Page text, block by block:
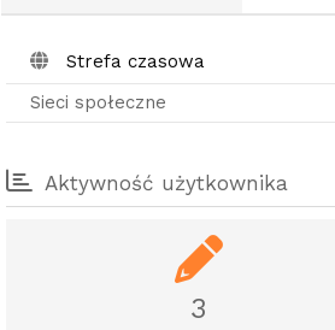
Strefa czasowa
Sieci społeczne
Aktywność użytkownika
3